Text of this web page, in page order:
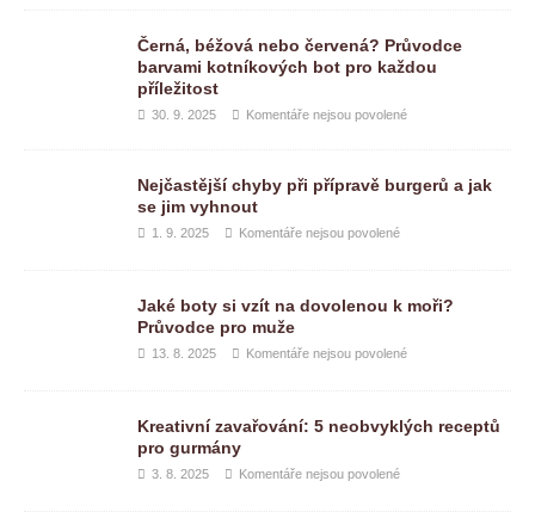
Černá, béžová nebo červená? Průvodce
barvami kotníkových bot pro každou
příležitost
30. 9. 2025 Komentáře nejsou povolené
Nejčastější chyby při přípravě burgerů a jak
se jim vyhnout
1. 9. 2025 Komentáře nejsou povolené
Jaké boty si vzít na dovolenou k moři?
Průvodce pro muže
13. 8. 2025 Komentáře nejsou povolené
Kreativní zavařování: 5 neobvyklých receptů
pro gurmány
3. 8. 2025 Komentáře nejsou povolené